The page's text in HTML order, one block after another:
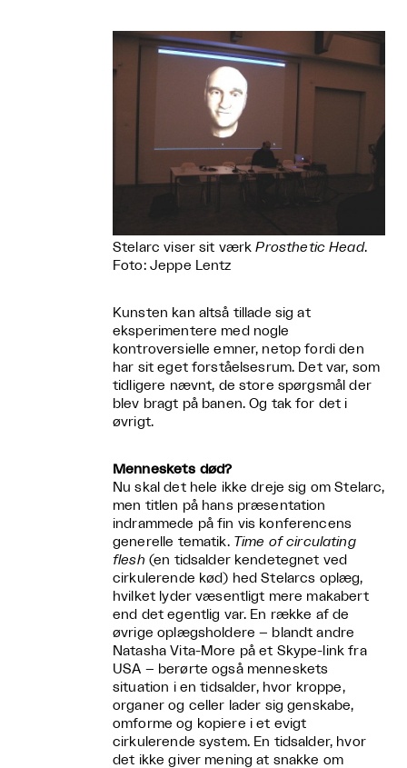
Stelarc viser sit værkProsthetic Head.
Foto: Jeppe Lentz
Kunsten kan altså tillade sig at
eksperimentere med nogle
kontroversielle emner, netop fordi den
har sit eget forståelsesrum. Det var, som
tidligere nævnt, de store spørgsmål der
blev bragt på banen. Og tak for det i
øvrigt.
Menneskets død?
Nu skal det hele ikke dreje sig om Stelarc,
men titlen på hans præsentation
indrammede på fin vis konferencens
generelle tematik. Time of circulating
flesh (en tidsalder kendetegnet ved
cirkulerende kød) hed Stelarcs oplæg,
hvilket lyder væsentligt mere makabert
end det egentlig var. En række af de
øvrige oplægsholdere – blandt andre
Natasha Vita-More på et Skype-link fra
USA – berørte også menneskets
situation i en tidsalder, hvor kroppe,
organer og celler lader sig genskabe,
omforme og kopiere i et evigt
cirkulerende system. En tidsalder, hvor
det ikke giver mening at snakke om